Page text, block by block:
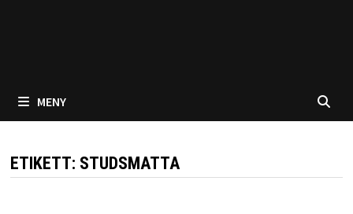
MENY
ETIKETT: STUDSMATTA